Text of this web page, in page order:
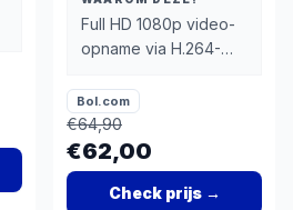
Full HD 1080p video-
opname via H.264-
Bol.com
€64,90
€62,00
Check prijs→